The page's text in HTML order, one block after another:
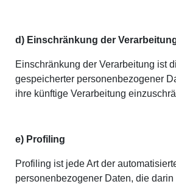
d) Einschränkung der
Einschränkung der Verarbeitung ist
gespeicherter personenbezogener
ihre künftige Verarbeitung
e) Profiling
Profiling ist jede Art der
personenbezogener Daten, die darin